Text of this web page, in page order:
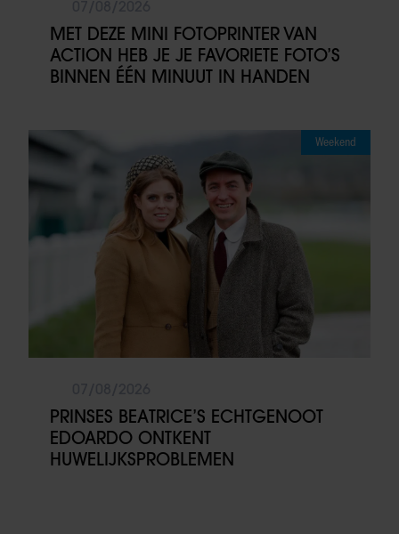
MET DEZE MINI FOTOPRINTER VAN
ACTION HEB JE JE FAVORIETE FOTO’S
BINNEN ÉÉN MINUUT IN HANDEN
Weekend
PRINSES BEATRICE’S ECHTGENOOT
EDOARDO ONTKENT
HUWELIJKSPROBLEMEN